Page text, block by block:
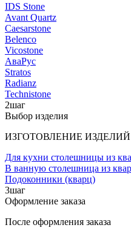
IDS Stone
Avant Quartz
Caesarstone
Belenco
Vicostone
АваРус
Stratos
Radianz
Technistone
2шаг
Выбор изделия
ИЗГОТОВЛЕНИЕ
Для кухни столешницы из
В ванную столешница из
Подоконники (кварц)
3шаг
Оформление заказа
После оформления заказа